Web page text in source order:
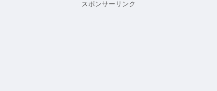
スポンサーリンク